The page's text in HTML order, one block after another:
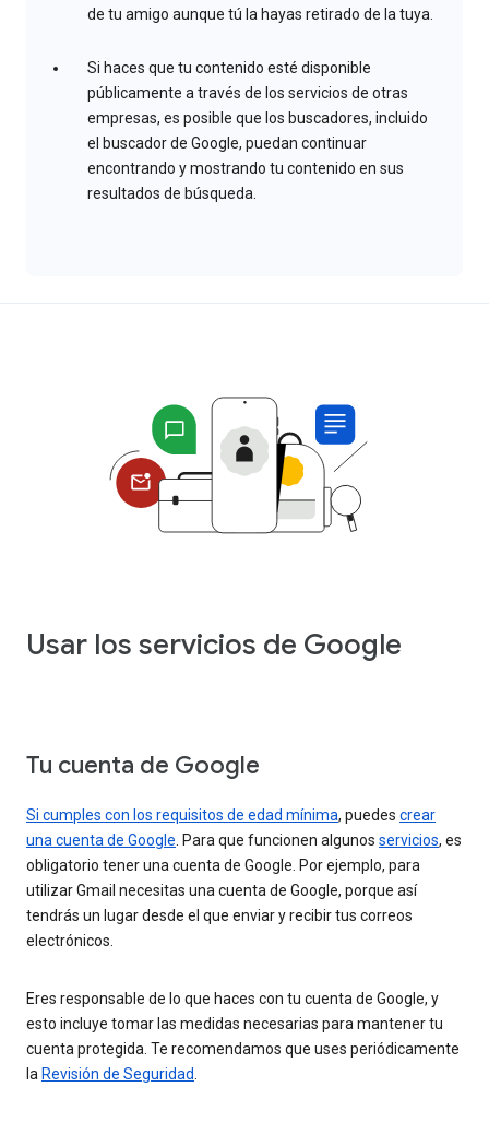
de tu amigo aunque tú la hayas retirado de la tuya.
Si haces que tu contenido esté disponible
públicamente a través de los servicios de otras
empresas, es posible que los buscadores, incluido
el buscador de Google, puedan continuar
encontrando y mostrando tu contenido en sus
resultados de búsqueda.
Usar los servicios de Google
Tu cuenta de Google
Si cumples con los requisitos de edad mínima, puedes crear
una cuenta de Google. Para que funcionen algunos servicios, es
obligatorio tener una cuenta de Google. Por ejemplo, para
utilizar Gmail necesitas una cuenta de Google, porque así
tendrás un lugar desde el que enviar y recibir tus correos
electrónicos.
Eres responsable de lo que haces con tu cuenta de Google, y
esto incluye tomar las medidas necesarias para mantener tu
cuenta protegida. Te recomendamos que uses periódicamente
la Revisión de Seguridad.